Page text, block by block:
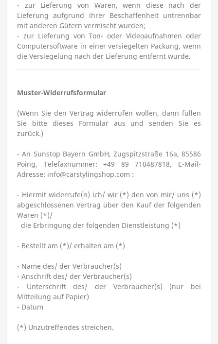
- zur Lieferung von Waren, wenn diese nach der
Lieferung aufgrund ihrer Beschaffenheit untrennbar
mit anderen Gütern vermischt wurden;
- zur Lieferung von Ton- oder Videoaufnahmen oder
Computersoftware in einer versiegelten Packung, wenn
die Versiegelung nach der Lieferung entfernt wurde.
Muster-Widerrufsformular
(Wenn Sie den Vertrag widerrufen wollen, dann füllen
Sie bitte dieses Formular aus und senden Sie es
zurück.)
- An Sunstop Bayern GmbH, Zugspitzstraße 16a, 85586
Poing, Telefaxnummer:+49 89 710487818,
E-Mail-
Adresse: info@carstylingshop.com :
- Hiermit widerrufe(n) ich/ wir (*) den von mir/ uns (*)
abgeschlossenen Vertrag über den Kauf der folgenden
Waren (*)/
die Erbringung der folgenden Dienstleistung (*)
- Bestellt am (*)/ erhalten am (*)
- Name des/ der Verbraucher(s)
- Anschrift des/ der Verbraucher(s)
- Unterschrift des/ der Verbraucher(s) (nur bei
Mitteilung auf Papier)
- Datum
(*) Unzutreffendes streichen.